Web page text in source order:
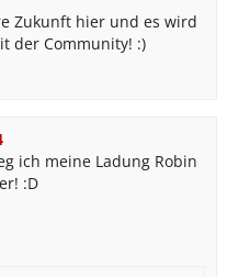
Zukunft hier und es wird
der Community! :)
ich meine Ladung Robin
:D